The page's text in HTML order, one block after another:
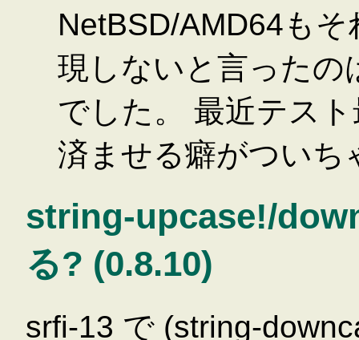
NetBSD/AMD64も
現しないと言ったの
でした。 最近テス
済ませる癖がつい
string-upcase!/
る? (0.8.10)
srfi-13 で (string-